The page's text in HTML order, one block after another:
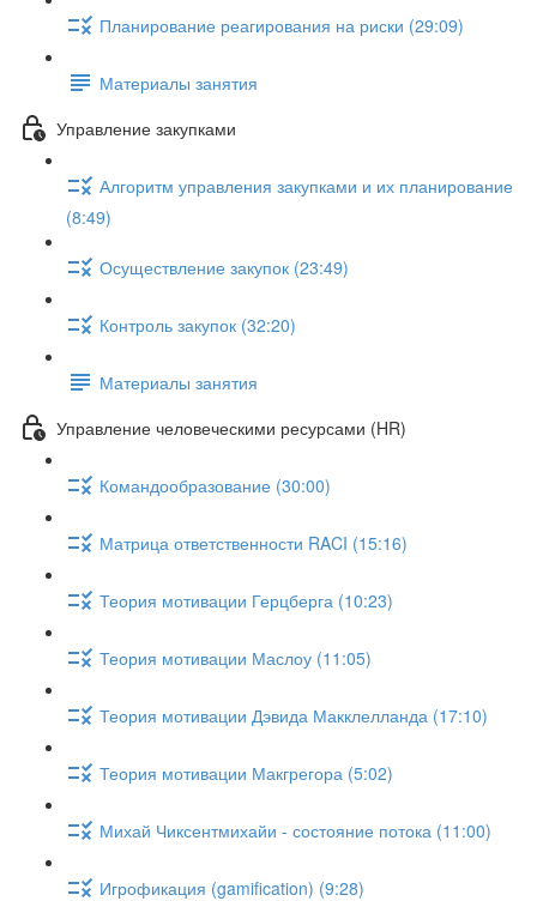
Планирование реагирования на риски (29:09)
Материалы занятия
Управление закупками
Алгоритм управления закупками и их планирование
(8:49)
Осуществление закупок (23:49)
Контроль закупок (32:20)
Материалы занятия
Управление человеческими ресурсами (HR)
Командообразование (30:00)
Матрица ответственности RACI (15:16)
Теория мотивации Герцберга (10:23)
Теория мотивации Маслоу (11:05)
Теория мотивации Дэвида Макклелланда (17:10)
Теория мотивации Макгрегора (5:02)
Михай Чиксентмихайи - состояние потока (11:00)
Игрофикация (gamification) (9:28)